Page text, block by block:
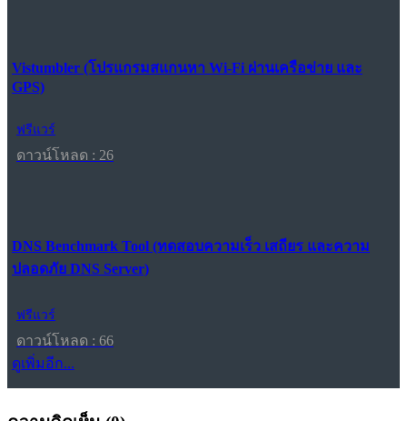
Vistumbler (โปรแกรมสแกนหา Wi-Fi ผ่านเครือข่าย และ
GPS)
ฟรีแวร์
ดาวน์โหลด : 26
DNS Benchmark Tool (ทดสอบความเร็ว เสถียร และความ
ปลอดภัย DNS Server)
ฟรีแวร์
ดาวน์โหลด : 66
ดูเพิ่มอีก...